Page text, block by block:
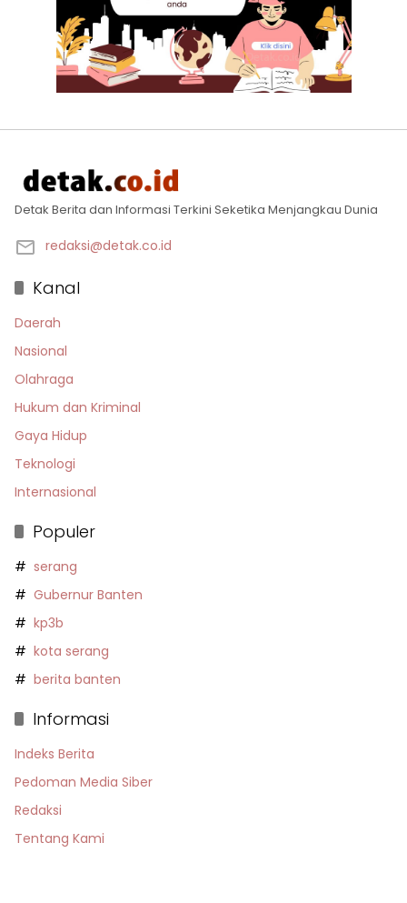
Detak Berita dan Informasi Terkini Seketika Menjangkau Dunia
redaksi@detak.co.id
Kanal
Daerah
Nasional
Olahraga
Hukum dan Kriminal
Gaya Hidup
Teknologi
Internasional
Populer
serang
Gubernur Banten
kp3b
kota serang
berita banten
Informasi
Indeks Berita
Pedoman Media Siber
Redaksi
Tentang Kami